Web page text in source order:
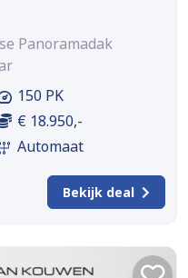
Panoramadak
150 PK
€ 18.950,-
Automaat
Bekijk deal